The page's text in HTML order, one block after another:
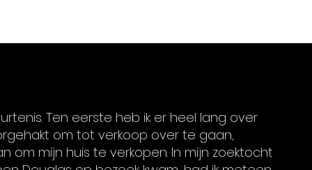
Ten eerste heb ik er heel lang over
om tot verkoop over te gaan,
om mijn huis te verkopen. In mijn zoektocht